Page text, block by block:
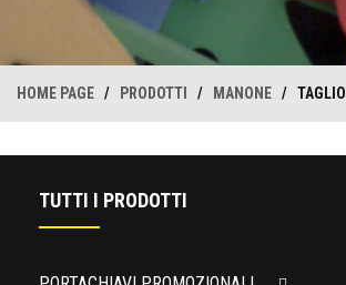
HOME PAGE / PRODOTTI / MANONE / TAGLIO
TUTTI I PRODOTTI